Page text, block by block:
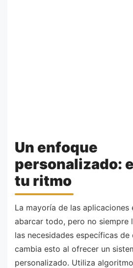
Un enfoque
personalizado:
tu ritmo
La mayoría de las
abarcar todo, pero no siempre
las necesidades específicas de
cambia esto al ofrecer un
personalizado. Utiliza